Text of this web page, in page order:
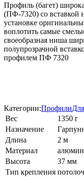
Профиль (багет)
(ПФ-7320) со вставкой
установке
воплотить самые
своеобразная ниша
полупрозрачной
профилем ПФ 7320
Категории:Профили
Вес
1350 г
Назначение
Длина
2 м
Материал
Высота
37 мм
Тип крепления